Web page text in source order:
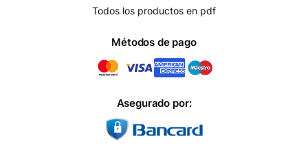
Todos los productos en pdf
Métodos de pago
Asegurado por: